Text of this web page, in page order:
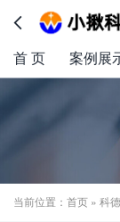

首 页 案例展
当前位置： 首页 » 科